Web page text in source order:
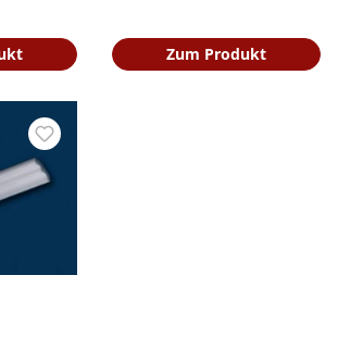
Zum Produkt